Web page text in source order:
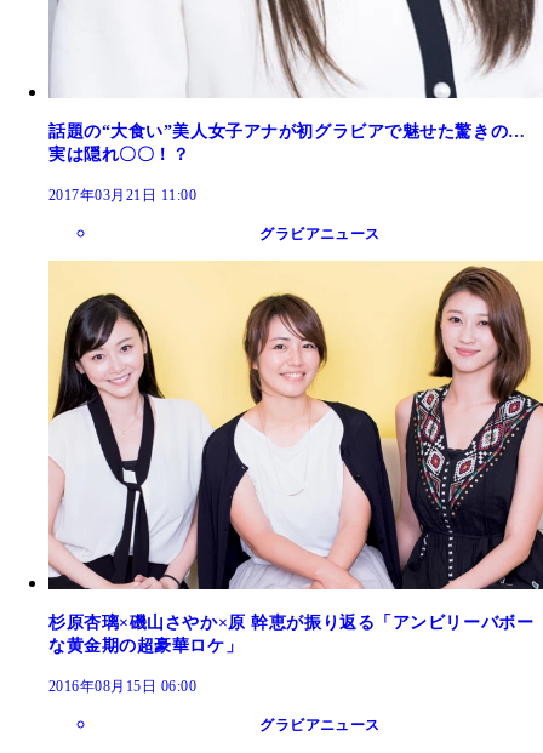
話題の“大食い”美人女子アナが初グラビアで魅せた驚きの…
実は隠れ〇〇！？
2017年03月21日 11:00
グラビアニュース
杉原杏璃×磯山さやか×原 幹恵が振り返る「アンビリーバボー
な黄金期の超豪華ロケ」
2016年08月15日 06:00
グラビアニュース